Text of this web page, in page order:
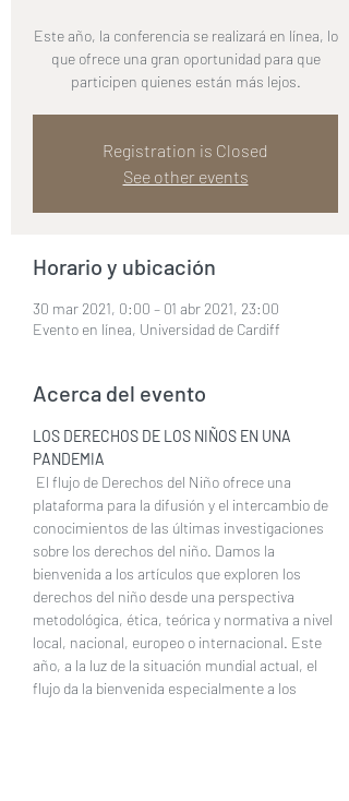
Este año, la conferencia se realizará en línea, lo
que ofrece una gran oportunidad para que
participen quienes están más lejos.
Registration is Closed
See other events
Horario y ubicación
30 mar 2021, 0:00 – 01 abr 2021, 23:00
Evento en línea, Universidad de Cardiff
Acerca del evento
LOS DERECHOS DE LOS NIÑOS EN UNA
PANDEMIA
plataforma para la difusión y el intercambio de
conocimientos de las últimas investigaciones
sobre los derechos del niño. Damos la
bienvenida a los artículos que exploren los
derechos del niño desde una perspectiva
metodológica, ética, teórica y normativa a nivel
local, nacional, europeo o internacional. Este
año, a la luz de la situación mundial actual, el
flujo da la bienvenida especialmente a los